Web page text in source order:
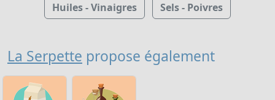
Huiles - Vinaigres Sels - Poivres
La Serpette propose également